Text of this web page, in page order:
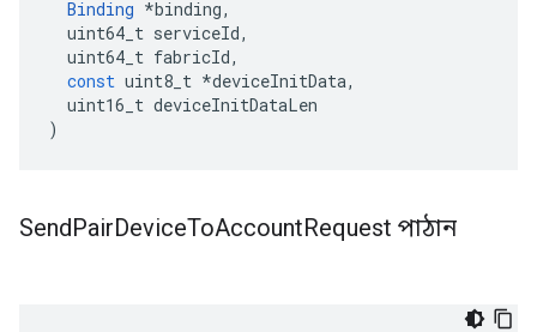
Binding *binding,
uint64_t serviceId,
uint64_t fabricId,
const uint8_t *deviceInitData,
uint16_t deviceInitDataLen
)
SendPairDeviceToAccountRequest পাঠান